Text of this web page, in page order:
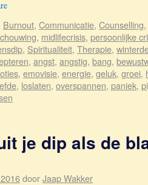
Burnout, Communicatie, Counselling,
, midlifecrisis, persoonlijke
, Spiritualiteit, Therapie,
, angst, angstig, bang,
, emovisie, energie, geluk, groei,
, loslaten, overspannen, paniek,
je dip als de
doorJaap Wakker